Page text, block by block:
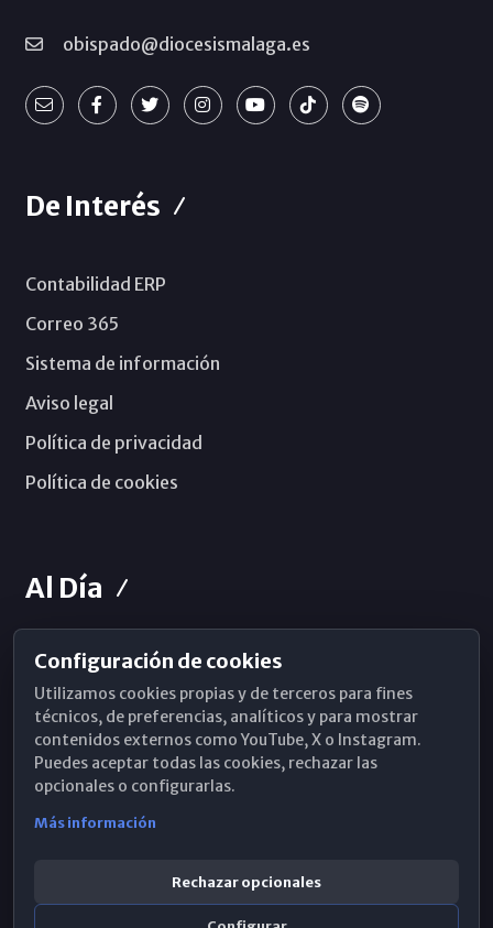
obispado@diocesismalaga.es
De Interés
Contabilidad ERP
Correo 365
Sistema de información
Aviso legal
Política de privacidad
Política de cookies
Al Día
Horarios de Misa
Hemeroteca
WhatsApp
Configuración de cookies
Utilizamos cookies propias y de terceros para fines
técnicos, de preferencias, analíticos y para mostrar
contenidos externos como YouTube, X o Instagram.
Puedes aceptar todas las cookies, rechazar las
opcionales o configurarlas.
Más información
Rechazar opcionales